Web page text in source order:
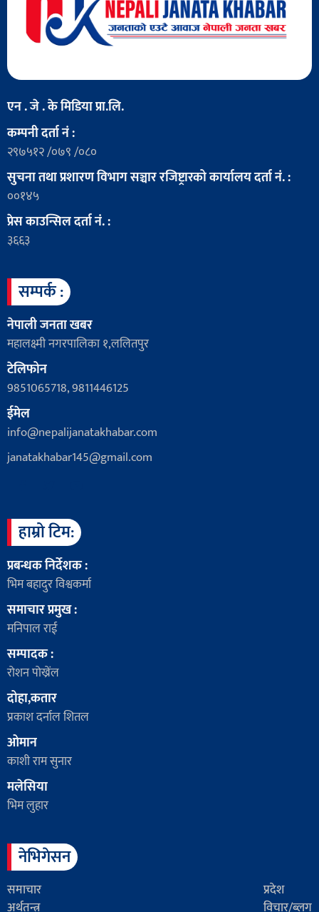
एन . जे . के मिडिया प्रा.लि.
कम्पनी दर्ता नं :
२९७५१२ /०७९ /०८०
सुचना तथा प्रशारण विभाग सञ्चार रजिष्ट्रारको कार्यालय दर्ता नं. :
००१४५
प्रेस काउन्सिल दर्ता नं. :
३६६३
सम्पर्क :
नेपाली जनता खबर
महालक्ष्मी नगरपालिका १,ललितपुर
टेलिफोन
9851065718, 9811446125
ईमेल
info@nepalijanatakhabar.com
janatakhabar145@gmail.com
हाम्रो टिम:
प्रबन्धक निर्देशक :
भिम बहादुर विश्वकर्मा
समाचार प्रमुख :
मनिपाल राई
सम्पादक :
रोशन पोख्रेंल
दोहा,कतार
प्रकाश दर्नाल शितल
ओमान
काशी राम सुनार
मलेसिया
भिम लुहार
नेभिगेसन
समाचार
प्रदेश
अर्थतन्त्र
विचार/ब्लग